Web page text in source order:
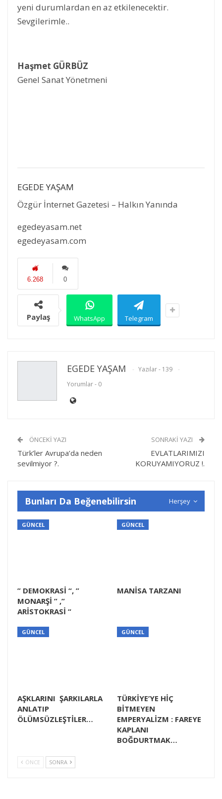
yeni durumlardan en az etkilenecektir.
Sevgilerimle..
Haşmet GÜRBÜZ
Genel Sanat Yönetmeni
EGEDE YAŞAM
Özgür İnternet Gazetesi – Halkın Yanında
egedeyasam.net
egedeyasam.com
0
6.268
Paylaş WhatsApp Telegram
EGEDE YAŞAM
Yazılar - 139
Yorumlar - 0
ÖNCEKI YAZI
Türk’ler Avrupa’da neden
sevilmiyor ?.
SONRAKI YAZI
EVLATLARIMIZI
KORUYAMIYORUZ !.
Herşey
Bunları Da Beğenebilirsin
GÜNCEL
” DEMOKRASİ “, ”
MONARŞİ ” ,”
ARİSTOKRASİ “
GÜNCEL
MANİSA TARZANI
GÜNCEL
AŞKLARINI ŞARKILARLA
ANLATIP
ÖLÜMSÜZLEŞTİLER…
GÜNCEL
TÜRKİYE’YE HİÇ
BİTMEYEN
EMPERYALİZM : FAREYE
KAPLANI
BOĞDURTMAK…
ÖNCE SONRA